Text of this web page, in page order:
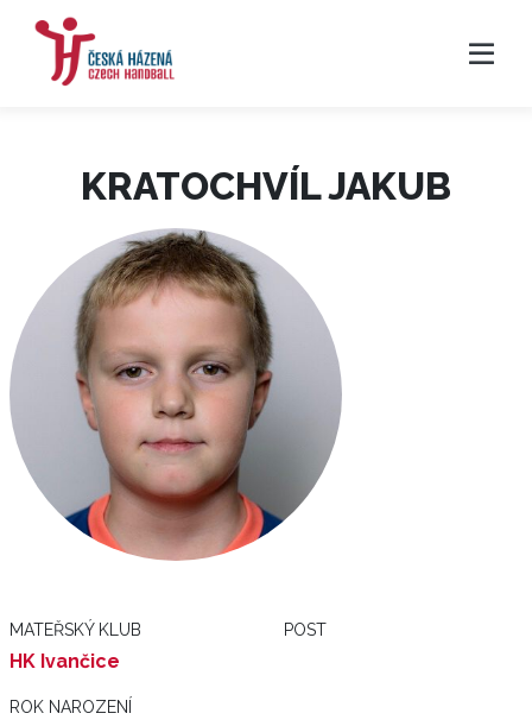
KRATOCHVÍL JAKUB
MATEŘSKÝ KLUB
HK Ivančice
POST
ROK NAROZENÍ